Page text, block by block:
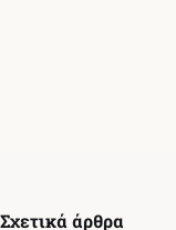
Σχετικά άρθρα